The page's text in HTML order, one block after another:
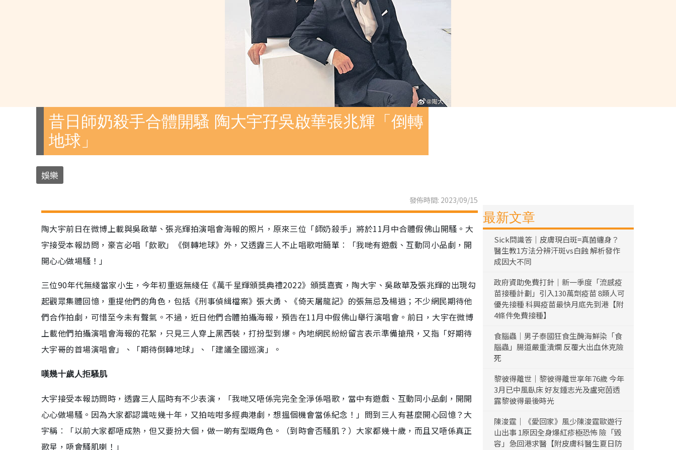
昔日師奶殺手合體開騷 陶大宇孖吳啟華張兆輝「倒轉
地球」
娛樂
發佈時間: 2023/09/15
陶大宇前日在微博上載與吳啟華、張兆輝拍演唱會海報的照片，原來三位「師奶殺手」將於11月中合體假佛山開騷。大
宇接受本報訪問，豪言必唱「飲歌」《倒轉地球》外，又透露三人不止唱歌咁簡單︰「我哋有遊戲、互動同小品劇，開
開心心做場騷！」
三位90年代無綫當家小生，今年初重返無綫任《萬千星輝頒獎典禮2022》頒獎嘉賓，陶大宇、吳啟華及張兆輝的出現勾
起觀眾集體回憶，重提他們的角色，包括《刑事偵緝檔案》張大勇、《倚天屠龍記》的張無忌及楊逍；不少網民期待他
們合作拍劇，可惜至今未有聲氣。不過，近日他們合體拍攝海報，預告在11月中假佛山舉行演唱會。前日，大宇在微博
上載他們拍攝演唱會海報的花絮，只見三人穿上黑西裝，打扮型到爆。內地網民紛紛留言表示準備搶飛，又指「好期待
大宇哥的首場演唱會」、「期待倒轉地球」、「建議全國巡演」。
嘆幾十歲人拒騷肌
大宇接受本報訪問時，透露三人屆時有不少表演，「我哋又唔係完完全全淨係唱歌，當中有遊戲、互動同小品劇，開開
心心做場騷。因為大家都認識咗幾十年，又拍咗咁多經典港劇，想搵個機會當係紀念！」問到三人有甚麼開心回憶？大
宇稱︰「以前大家都唔成熟，但又要扮大個，做一啲有型嘅角色。（到時會否騷肌？）大家都幾十歲，而且又唔係真正
歌星，唔會騷肌喇！」
最新文章
Sick問識答｜皮膚現白斑=真菌纏身？
醫生教1方法分辨汗斑vs白蝕 解析發作
成因大不同
政府資助免費打針｜新一季度「流感疫
苗接種計劃」引入130萬劑疫苗 8類人可
優先接種 科興疫苗最快月底先到港【附
4條件免費接種】
食腦蟲｜男子泰國狂食生醃海鮮染「食
腦蟲」腸道嚴重潰爛 反覆大出血休克險
死
黎彼得離世｜黎彼得離世享年76歲 今年
3月已中風臥床 好友鍾志光及盧宛茵透
露黎彼得最後時光
陳浚霆｜《愛回家》風少陳浚霆歐遊行
山出事 1原因全身爆紅疹極恐怖 險「毀
容」急回港求醫【附皮膚科醫生夏日防